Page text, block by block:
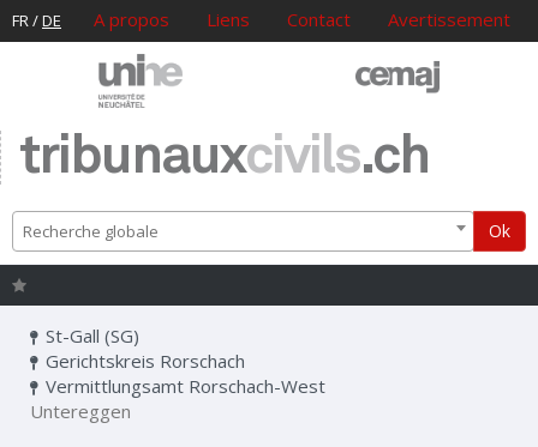
FR/DE A propos Liens Contact Avertissement
tribunauxcivils.ch
Recherche globale Ok
St-Gall (SG)
Gerichtskreis Rorschach
Vermittlungsamt Rorschach-West
Untereggen